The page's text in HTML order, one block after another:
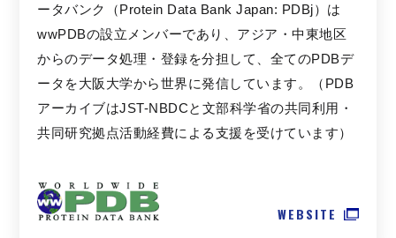
ータバンク（Protein Data Bank Japan: PDBj）は
wwPDBの設立メンバーであり、アジア・中東地区
からのデータ処理・登録を分担して、全てのPDBデ
ータを大阪大学から世界に発信しています。（PDB
アーカイブはJST-NBDCと文部科学省の共同利用・
共同研究拠点活動経費による支援を受けています）
WEBSITE